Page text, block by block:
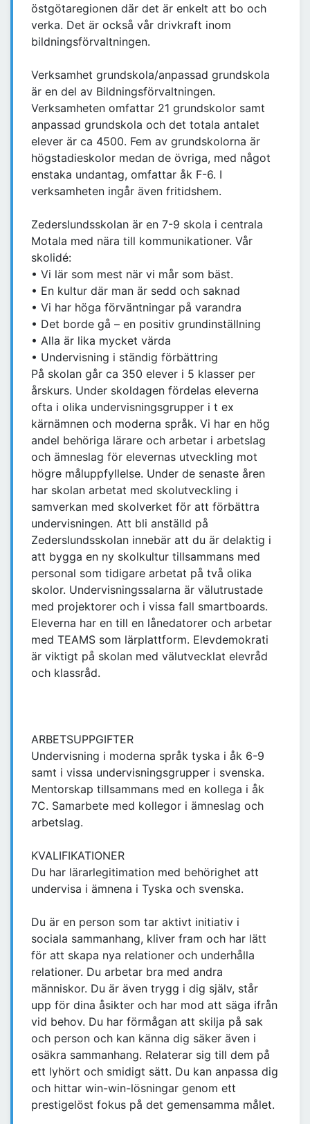
östgötaregionen där det är enkelt att bo och
verka. Det är också vår drivkraft inom
bildningsförvaltningen.
Verksamhet grundskola/anpassad grundskola
är en del av Bildningsförvaltningen.
Verksamheten omfattar 21 grundskolor samt
anpassad grundskola och det totala antalet
elever är ca 4500. Fem av grundskolorna är
högstadieskolor medan de övriga, med något
enstaka undantag, omfattar åk F-6. I
verksamheten ingår även fritidshem.
Zederslundsskolan är en 7-9 skola i centrala
Motala med nära till kommunikationer. Vår
skolidé:
• Vi lär som mest när vi mår som bäst.
• En kultur där man är sedd och saknad
• Vi har höga förväntningar på varandra
• Det borde gå – en positiv grundinställning
• Alla är lika mycket värda
• Undervisning i ständig förbättring
På skolan går ca 350 elever i 5 klasser per
årskurs. Under skoldagen fördelas eleverna
ofta i olika undervisningsgrupper i t ex
kärnämnen och moderna språk. Vi har en hög
andel behöriga lärare och arbetar i arbetslag
och ämneslag för elevernas utveckling mot
högre måluppfyllelse. Under de senaste åren
har skolan arbetat med skolutveckling i
samverkan med skolverket för att förbättra
undervisningen. Att bli anställd på
Zederslundsskolan innebär att du är delaktig i
att bygga en ny skolkultur tillsammans med
personal som tidigare arbetat på två olika
skolor. Undervisningssalarna är välutrustade
med projektorer och i vissa fall smartboards.
Eleverna har en till en lånedatorer och arbetar
med TEAMS som lärplattform. Elevdemokrati
är viktigt på skolan med välutvecklat elevråd
och klassråd.
ARBETSUPPGIFTER
Undervisning i moderna språk tyska i åk 6-9
samt i vissa undervisningsgrupper i svenska.
Mentorskap tillsammans med en kollega i åk
7C. Samarbete med kollegor i ämneslag och
arbetslag.
KVALIFIKATIONER
Du har lärarlegitimation med behörighet att
undervisa i ämnena i Tyska och svenska.
Du är en person som tar aktivt initiativ i
sociala sammanhang, kliver fram och har lätt
för att skapa nya relationer och underhålla
relationer. Du arbetar bra med andra
människor. Du är även trygg i dig själv, står
upp för dina åsikter och har mod att säga ifrån
vid behov. Du har förmågan att skilja på sak
och person och kan känna dig säker även i
osäkra sammanhang. Relaterar sig till dem på
ett lyhört och smidigt sätt. Du kan anpassa dig
och hittar win-win-lösningar genom ett
prestigelöst fokus på det gemensamma målet.